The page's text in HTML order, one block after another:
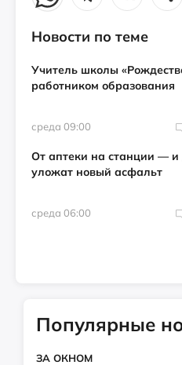
Новости по теме
Учитель школы
работником образования
среда 09:00
От аптеки на станции —
уложат новый асфальт
среда 06:00
Популярные
ЗА ОКНОМ